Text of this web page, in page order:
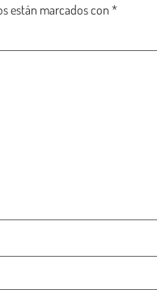
están marcados con *